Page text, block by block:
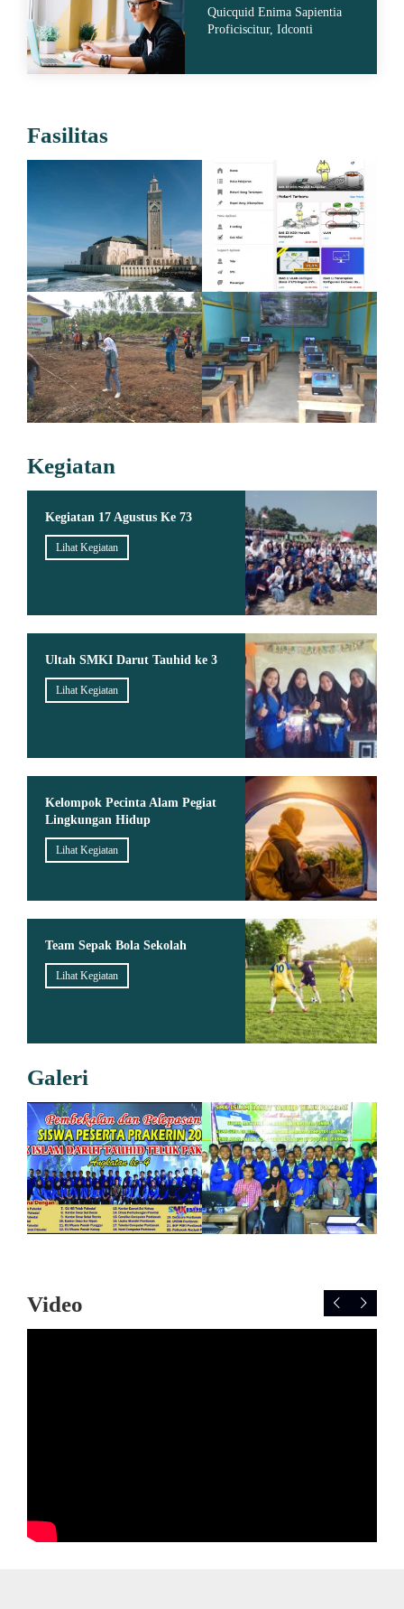
Quicquid Enima Sapientia
Proficiscitur, Idconti
Fasilitas
Kegiatan
Kegiatan 17 Agustus Ke 73
Lihat Kegiatan
Ultah SMKI Darut Tauhid ke 3
Lihat Kegiatan
Kelompok Pecinta Alam Pegiat
Lingkungan Hidup
Lihat Kegiatan
Team Sepak Bola Sekolah
Lihat Kegiatan
Galeri
Video